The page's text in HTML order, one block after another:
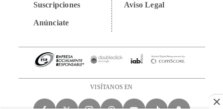
Suscripciones
Anúnciate
Aviso Legal
VISÍTANOS EN